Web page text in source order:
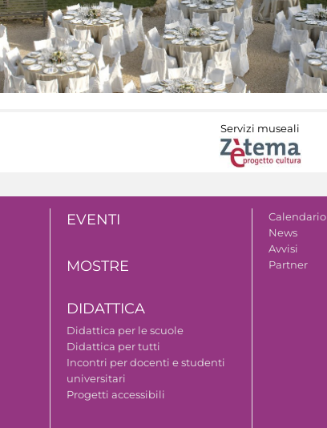
Servizi museali
EVENTI
MOSTRE
DIDATTICA
Didattica per le scuole
Didattica per tutti
Incontri per docenti e studenti
universitari
Progetti accessibili
Calendario
News
Avvisi
Partner